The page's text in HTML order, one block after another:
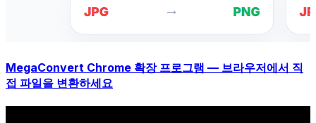
MegaConvert Chrome 확장 프로그램 — 브라우저에서 직
접 파일을 변환하세요